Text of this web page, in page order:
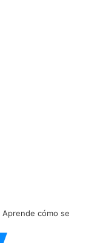
Aprende cómo se